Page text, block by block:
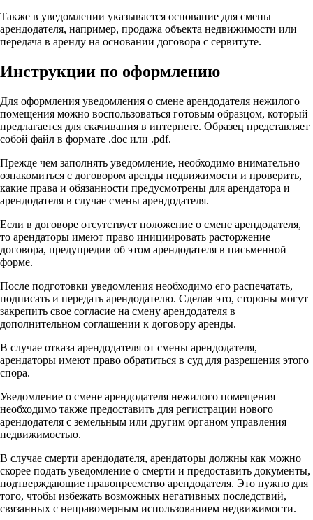
Также в уведомлении указывается основание для смены
арендодателя, например, продажа объекта недвижимости или
передача в аренду на основании договора с сервитуте.
Инструкции по оформлению
Для оформления уведомления о смене арендодателя нежилого
помещения можно воспользоваться готовым образцом, который
предлагается для скачивания в интернете. Образец представляет
собой файл в формате .doc или .pdf.
Прежде чем заполнять уведомление, необходимо внимательно
ознакомиться с договором аренды недвижимости и проверить,
какие права и обязанности предусмотрены для арендатора и
арендодателя в случае смены арендодателя.
Если в договоре отсутствует положение о смене арендодателя,
то арендаторы имеют право инициировать расторжение
договора, предупредив об этом арендодателя в письменной
форме.
После подготовки уведомления необходимо его распечатать,
подписать и передать арендодателю. Сделав это, стороны могут
закрепить свое согласие на смену арендодателя в
дополнительном соглашении к договору аренды.
В случае отказа арендодателя от смены арендодателя,
арендаторы имеют право обратиться в суд для разрешения этого
спора.
Уведомление о смене арендодателя нежилого помещения
необходимо также предоставить для регистрации нового
арендодателя с земельным или другим органом управления
недвижимостью.
В случае смерти арендодателя, арендаторы должны как можно
скорее подать уведомление о смерти и предоставить документы,
подтверждающие правопреемство арендодателя. Это нужно для
того, чтобы избежать возможных негативных последствий,
связанных с неправомерным использованием недвижимости.